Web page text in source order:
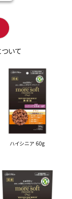
いて
ハイシニア 60g